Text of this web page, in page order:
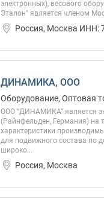
электронных), весового
Эталон" является членом
Россия, Москва ИНН:
ДИНАМИКА, ООО
Оборудование, Оптовая
ООО “ДИНАМИКА” является
(Райнфельден, Германия) на
характеристики
для подвижного состава по
широко...
Россия, Москва